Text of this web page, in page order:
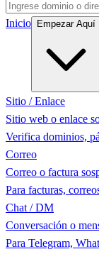
Inicio Empezar Aquí
Sitio / Enlace
Sitio web o enlace
Verifica dominios,
Correo
Correo o factura
Para facturas,
Chat / DM
Conversación o
Para Telegram,